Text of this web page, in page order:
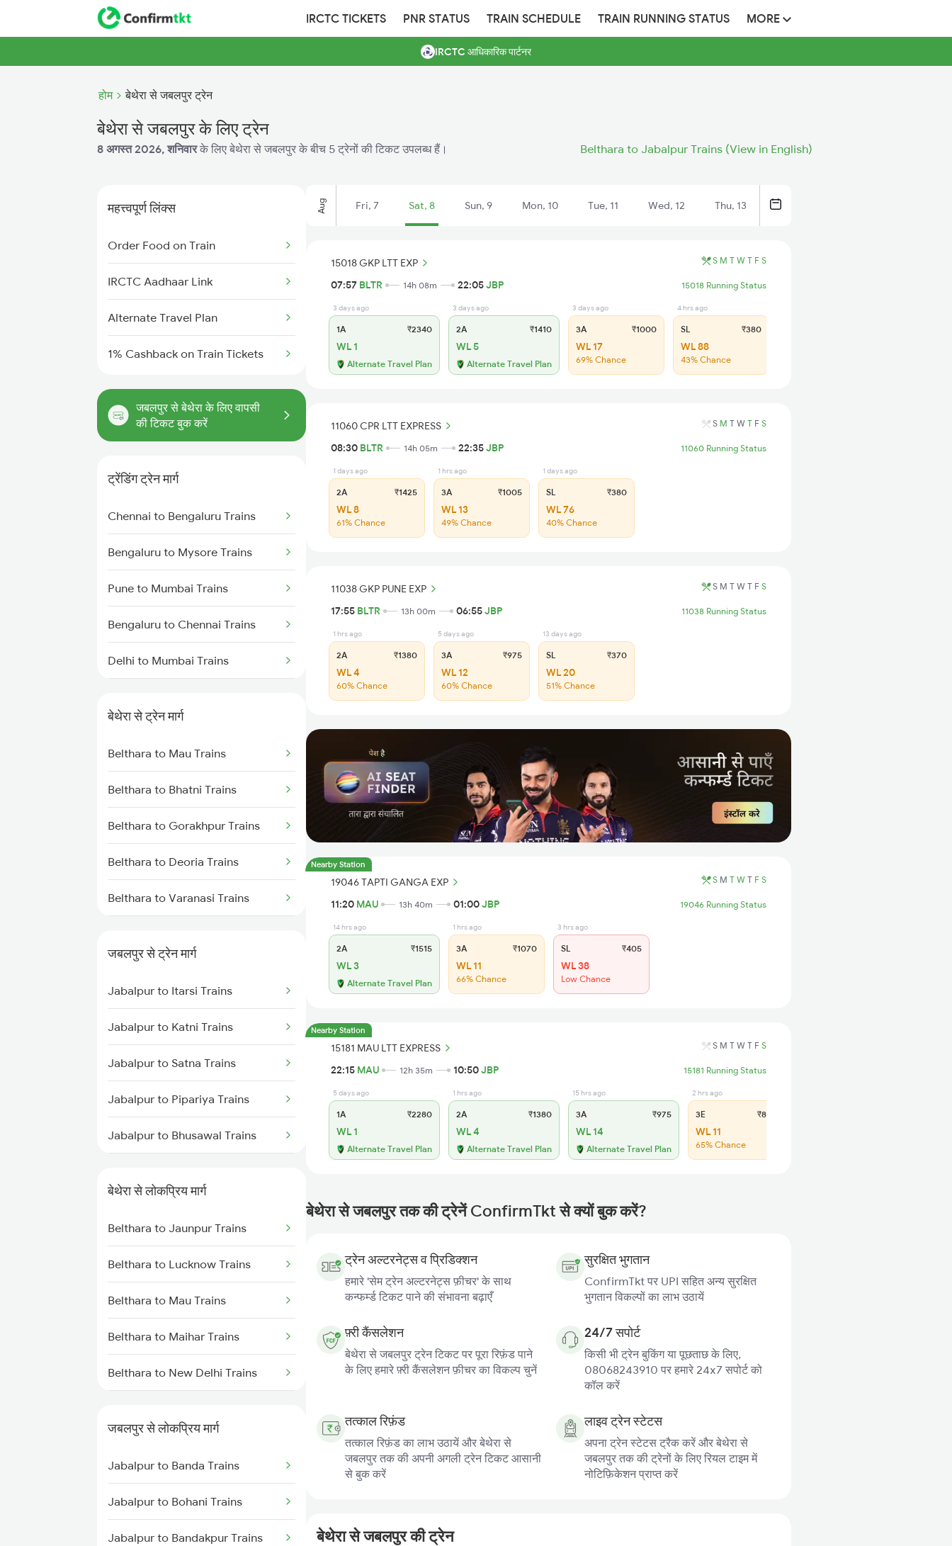
IRCTC TICKETS PNR STATUS TRAIN SCHEDULE TRAIN RUNNING STATUS MORE
IRCTC आधिकारिक पार्टनर
होम बेथेरा से जबलपुर ट्रेन
बेथेरा से जबलपुर के लिए ट्रेन
8 अगस्त 2026, शनिवारके लिए बेथेरा से जबलपुर के बीच 5 ट्रेनों की टिकट उपलब्ध हैं। Belthara to Jabalpur Trains (View in English)
महत्त्वपूर्ण लिंक्स
Order Food on Train
IRCTC Aadhaar Link
Alternate Travel Plan
1% Cashback on Train Tickets
जबलपुर से बेथेरा के लिए वापसी
की टिकट बुक करें
ट्रेंडिंग ट्रेन मार्ग
Chennai to Bengaluru Trains
Bengaluru to Mysore Trains
Pune to Mumbai Trains
Bengaluru to Chennai Trains
Delhi to Mumbai Trains
Mumbai to Delhi Trains
Mumbai to Goa Trains
Chennai to Coimbatore Trains
बेथेरा से ट्रेन मार्ग
Belthara to Mau Trains
Belthara to Bhatni Trains
Belthara to Gorakhpur Trains
Belthara to Deoria Trains
Belthara to Varanasi Trains
Belthara to Itarsi Trains
Belthara to Thane Trains
जबलपुर से ट्रेन मार्ग
Jabalpur to Itarsi Trains
Jabalpur to Katni Trains
Jabalpur to Satna Trains
Jabalpur to Pipariya Trains
Jabalpur to Bhusawal Trains
बेथेरा से लोकप्रिय मार्ग
Belthara to Jaunpur Trains
Belthara to Lucknow Trains
Belthara to Mau Trains
Belthara to Maihar Trains
Belthara to New Delhi Trains
जबलपुर से लोकप्रिय मार्ग
Jabalpur to Banda Trains
Jabalpur to Bohani Trains
Jabalpur to Bandakpur Trains
Aug Fri, 7 Sat, 8 Sun, 9 Mon, 10 Tue, 11 Wed, 12 Thu, 13
15018 GKP LTT EXP S M T W T F S
07:57 BLTR 14h 08m 22:05JBP 15018 Running Status
3 days ago
1A ₹2340
WL 1
Alternate Travel Plan
3 days ago
2A ₹1410
WL 5
Alternate Travel Plan
3 days ago
3A ₹1000
WL 17
69% Chance
4 hrs ago
SL ₹380
WL 88
43% Chance
11060 CPR LTT EXPRESS S M T W T F S
08:30 BLTR 14h 05m 22:35JBP 11060 Running Status
1 days ago
2A ₹1425
WL 8
61% Chance
1 hrs ago
3A ₹1005
WL 13
49% Chance
1 days ago
SL ₹380
WL 76
40% Chance
11038 GKP PUNE EXP S M T W T F S
17:55 BLTR 13h 00m 06:55JBP 11038 Running Status
1 hrs ago
2A ₹1380
WL 4
60% Chance
5 days ago
3A ₹975
WL 12
60% Chance
13 days ago
SL ₹370
WL 20
51% Chance
Nearby Station
19046 TAPTI GANGA EXP S M T W T F S
11:20 MAU 13h 40m 01:00JBP 19046 Running Status
14 hrs ago
2A ₹1515
WL 3
Alternate Travel Plan
1 hrs ago
3A ₹1070
WL 11
66% Chance
3 hrs ago
SL ₹405
WL 38
Low Chance
Nearby Station
15181 MAU LTT EXPRESS S M T W T F S
22:15 MAU 12h 35m 10:50JBP 15181 Running Status
5 days ago
1A ₹2280
WL 1
Alternate Travel Plan
1 hrs ago
2A ₹1380
WL 4
Alternate Travel Plan
15 hrs ago
3A ₹975
WL 14
Alternate Travel Plan
2 hrs ago
3E ₹895
WL 11
65% Chance
बेथेरा से जबलपुर तक की ट्रेनें ConfirmTkt से क्यों बुक करें?
ट्रेन अल्टरनेट्स व प्रिडिक्शन
हमारे 'सेम ट्रेन अल्टरनेट्स फ़ीचर' के साथ
कन्फर्म्ड टिकट पाने की संभावना बढ़ाएँ
सुरक्षित भुगतान
ConfirmTkt पर UPI सहित अन्य सुरक्षित
भुगतान विकल्पों का लाभ उठायें
फ़्री कैंसलेशन
बेथेरा से जबलपुर ट्रेन टिकट पर पूरा रिफ़ंड पाने
के लिए हमारे फ़्री कैंसलेशन फ़ीचर का विकल्प चुनें
24/7 सपोर्ट
किसी भी ट्रेन बुकिंग या पूछताछ के लिए,
08068243910 पर हमारे 24x7 सपोर्ट को
कॉल करें
तत्काल रिफ़ंड
तत्काल रिफ़ंड का लाभ उठायें और बेथेरा से
जबलपुर तक की अपनी अगली ट्रेन टिकट आसानी
से बुक करें
लाइव ट्रेन स्टेटस
अपना ट्रेन स्टेटस ट्रैक करें और बेथेरा से
जबलपुर तक की ट्रेनों के लिए रियल टाइम में
नोटिफ़िकेशन प्राप्त करें
बेथेरा से जबलपुर की ट्रेन